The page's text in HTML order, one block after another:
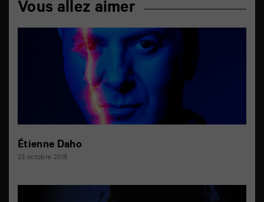
Vous allez aimer
Étienne Daho
23 octobre 2018